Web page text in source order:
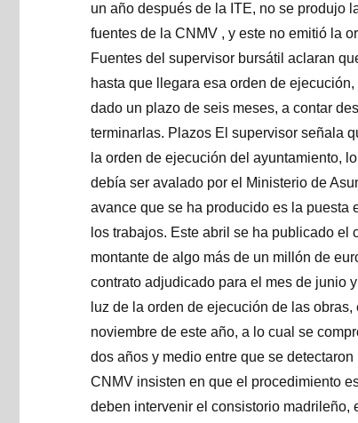
un año después de la ITE, no se produjo
fuentes de la CNMV , y este no emitió la
Fuentes del supervisor bursátil aclaran
hasta que llegara esa orden de
dado un plazo de seis meses, a contar
terminarlas. Plazos El supervisor señala
la orden de ejecución del ayuntamiento,
debía ser avalado por el Ministerio de
avance que se ha producido es la
los trabajos. Este abril se ha publicado el
montante de algo más de un millón de
contrato adjudicado para el mes de junio
luz de la orden de ejecución de las
noviembre de este año, a lo cual se
dos años y medio entre que se
CNMV insisten en que el procedimiento
deben intervenir el consistorio madrileño,